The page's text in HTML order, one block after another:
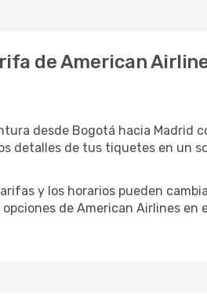
de American
desde Bogotá hacia Madrid
detalles de tus tiquetes en un
y los horarios pueden
de American Airlines